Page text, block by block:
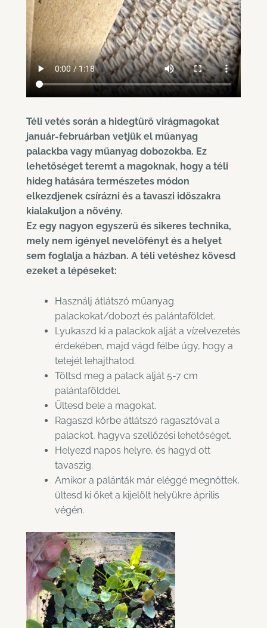
Téli vetés során a hidegtűrő virágmagokat
január-februárban vetjük el műanyag
palackba vagy műanyag dobozokba. Ez
lehetőséget teremt a magoknak, hogy a téli
hideg hatására természetes módon
elkezdjenek csírázni és a tavaszi időszakra
kialakuljon a növény.
Ez egy nagyon egyszerű és sikeres technika,
mely nem igényel nevelőfényt és a helyet
sem foglalja a házban. A téli vetéshez kövesd
ezeket a lépéseket:
Használj átlátszó műanyag
palackokat/dobozt és palántaföldet.
Lyukaszd ki a palackok alját a vízelvezetés
érdekében, majd vágd félbe úgy, hogy a
tetejét lehajthatod.
Töltsd meg a palack alját 5-7 cm
palántafölddel.
Ültesd bele a magokat.
Ragaszd körbe átlátszó ragasztóval a
palackot, hagyva szellőzési lehetőséget.
Helyezd napos helyre, és hagyd ott
tavaszig.
Amikor a palánták már eléggé megnőttek,
ültesd ki őket a kijelölt helyükre április
végén.